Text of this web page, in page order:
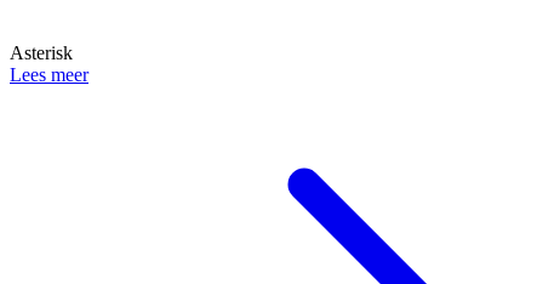
Asterisk
Lees meer